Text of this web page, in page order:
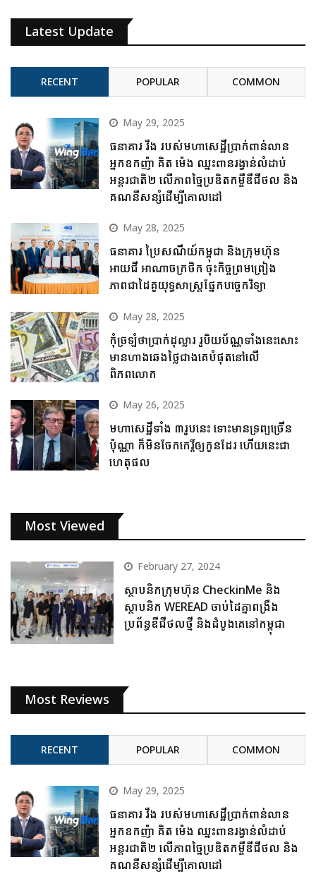
Latest Update
RECENT POPULAR COMMON
May 29, 2025
ធនាគារ វីង របស់មហាសេដ្ឋីប្រាក់ពាន់លាន
អ្នកឧកញ៉ា គិត ម៉េង ឈ្នះពានរង្វាន់លំដាប់
អន្តរជាតិ២ លើភាពច្នៃប្រឌិតកម្ចីឌីជីថល និង
គណនីសន្សំដើម្បីគោលដៅ
May 28, 2025
ធនាគារ ប្រៃសណីយ៍កម្ពុជា និងក្រុមហ៊ុន
អាយជី អាណាចក្រថិក ចុះកិច្ចព្រមព្រៀង
ភាពជាដៃគូយុទ្ធសាស្ត្រផ្នែកបច្ចេកវិទ្យា
May 28, 2025
កុំច្រឡំថាប្រាក់ដុល្លារ រូបិយប័ណ្ណទាំងនេះសោះ
មានហាងឆេងថ្លៃជាងគេបំផុតនៅលើ
ពិភពលោក
May 26, 2025
មហាសេដ្ឋីទាំង ៣រូបនេះ ទោះមានទ្រព្យច្រើន
ប៉ុណ្ណា ក៏មិនចែកកេរ្តិ៍ឲ្យកូនដែរ ហើយនេះជា
ហេតុផល
Most Viewed
February 27, 2024
ស្ថាបនិកក្រុមហ៊ុន CheckinMe និង
ស្ថាបនិក WEREAD ចាប់ដៃគ្នាពង្រឹង
ប្រព័ន្ធឌីជីថលថ្មី និងដំបូងគេនៅកម្ពុជា
Most Reviews
RECENT POPULAR COMMON
May 29, 2025
ធនាគារ វីង របស់មហាសេដ្ឋីប្រាក់ពាន់លាន
អ្នកឧកញ៉ា គិត ម៉េង ឈ្នះពានរង្វាន់លំដាប់
អន្តរជាតិ២ លើភាពច្នៃប្រឌិតកម្ចីឌីជីថល និង
គណនីសន្សំដើម្បីគោលដៅ